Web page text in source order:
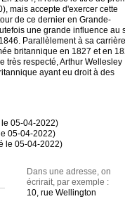
mais accepte d'exercer cette
de ce dernier en Grande-
une grande influence au
Parallèlement à sa carrière
britannique en 1827 et en
très respecté, Arthur Wellesley
ayant eu droit à des
05-04-2022)
05-04-2022)
le 05-04-2022)
Dans une adresse, on
écrirait, par exemple :
10, rue Wellington